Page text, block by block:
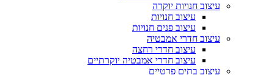
עיצוב חנויות יוקרה
עיצוב חנויות
עיצוב פנים חנויות
עיצוב חדרי אמבטיה
עיצוב חדרי רחצה
עיצוב חדרי אמבטיה יוקרתיים
עיצוב בתים פרטיים